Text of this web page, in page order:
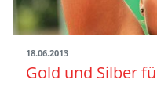
18.06.2013